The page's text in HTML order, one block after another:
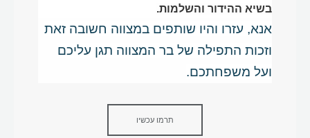
בשיא ההידור והשלמות.
אנא, עזרו והיו שותפים במצווה חשובה זאת
וזכות התפילה של בר המצווה תגן עליכם
ועל משפחתכם.
תרמו עכשיו